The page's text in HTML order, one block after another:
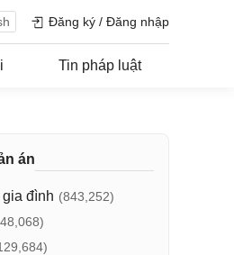
Đăng ký / Đăng nhập
Tin pháp luật
án
đình (843,252)